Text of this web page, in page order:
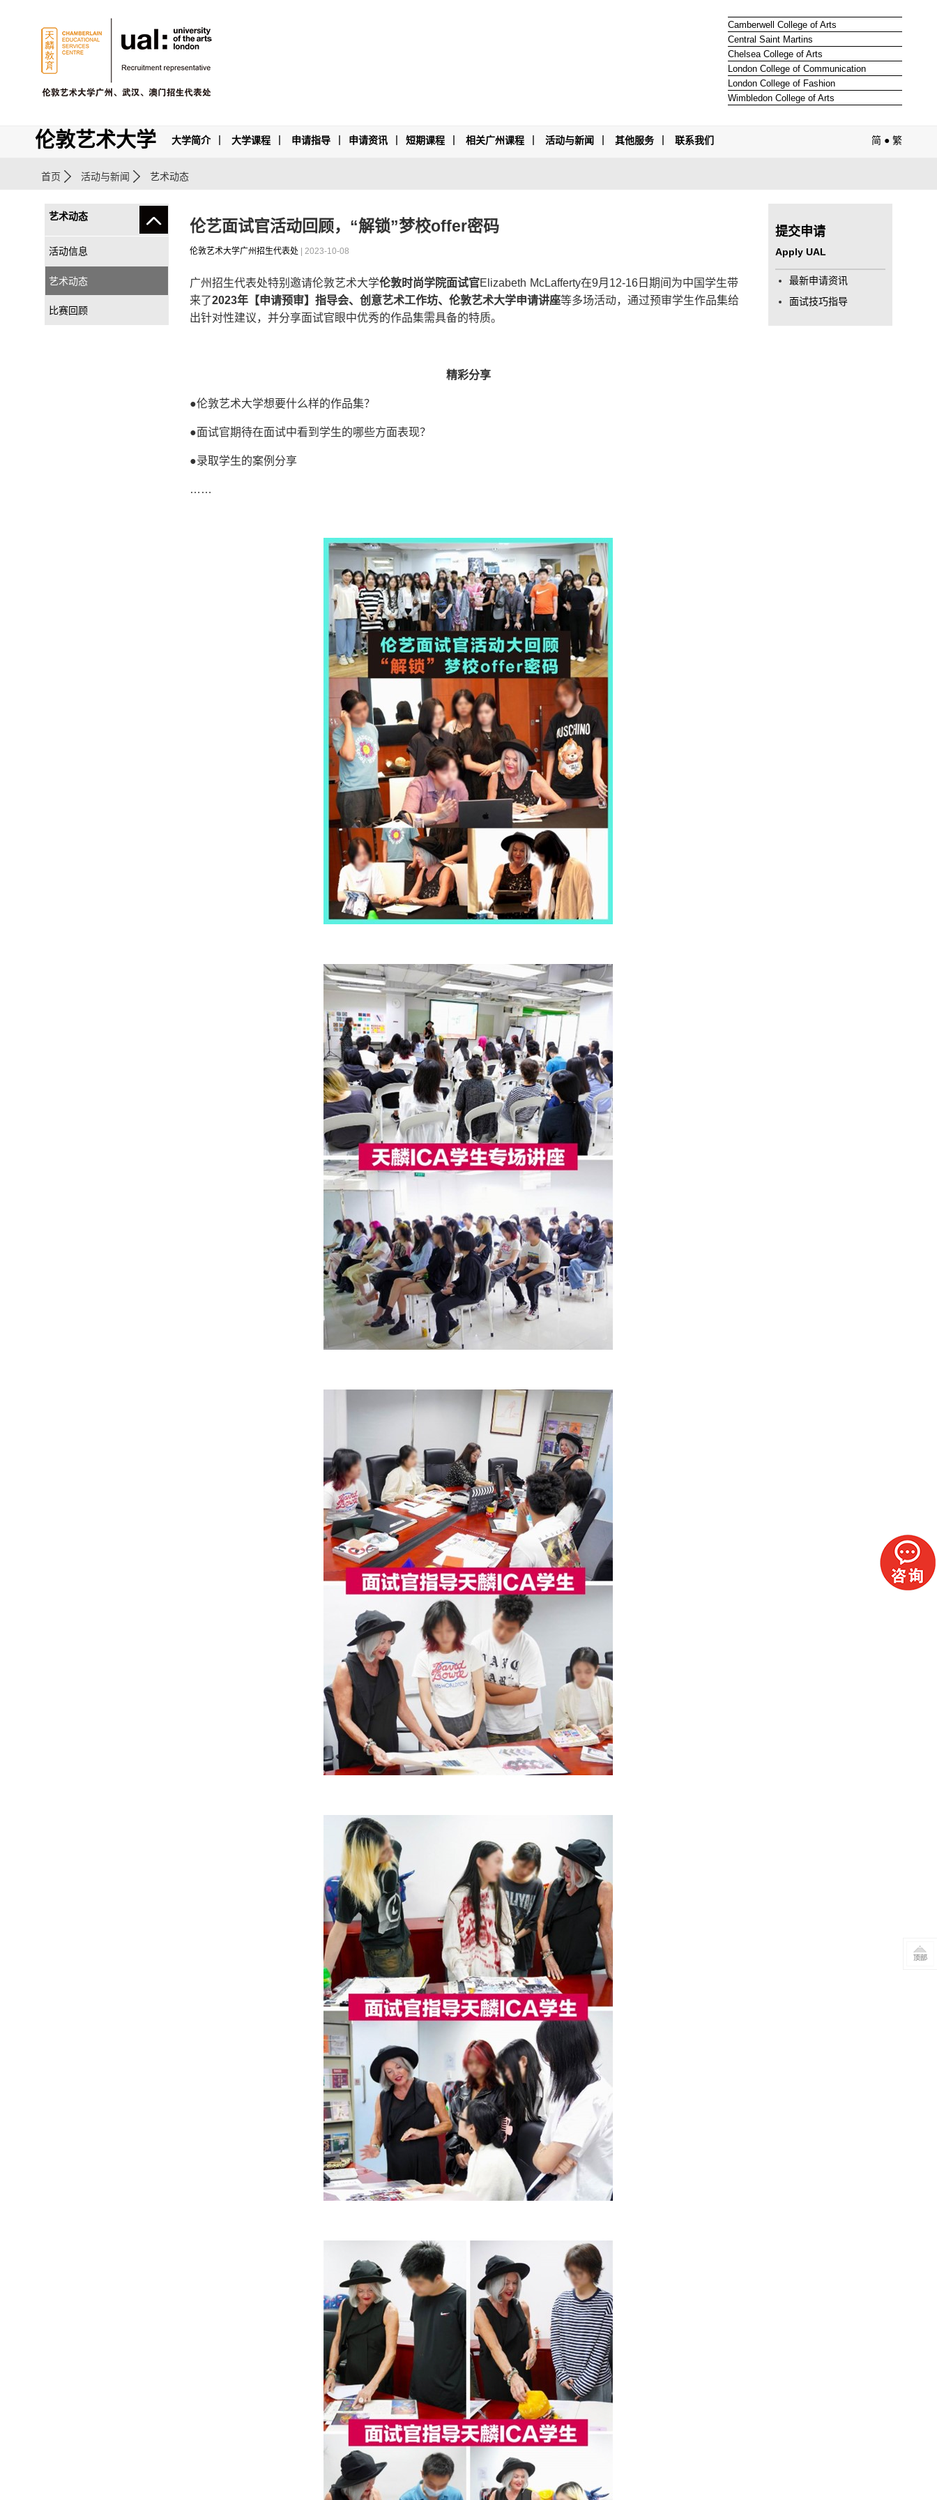
Camberwell College of Arts
Central Saint Martins
Chelsea College of Arts
London College of Communication
London College of Fashion
Wimbledon College of Arts
大学简介 大学课程 申请指导 申请资讯 短期课程 相关广州课程 活动与新闻 其他服务 联系我们
伦敦艺术大学 简 ● 繁
首页 活动与新闻 艺术动态
艺术动态
活动信息
艺术动态
比赛回顾
伦艺面试官活动回顾，“解锁”梦校offer密码
伦敦艺术大学广州招生代表处 | 2023-10-08
广州招生代表处特别邀请伦敦艺术大学伦敦时尚学院面试官Elizabeth McLafferty在9月 12-16 日期间为中国学生带
来了2023年【申请预审】指导会、创意艺术工作坊、伦敦艺术大学申请讲座等多场活动，通过预审学生作品集给
出针对性建议，并分享面试官眼中优秀的作品集需具备的特质。ㅤ
精彩分享
●伦敦艺术大学想要什么样的作品集？
●面试官期待在面试中看到学生的哪些方面表现？
●录取学生的案例分享
……
提交申请
Apply UAL
最新申请资讯
面试技巧指导